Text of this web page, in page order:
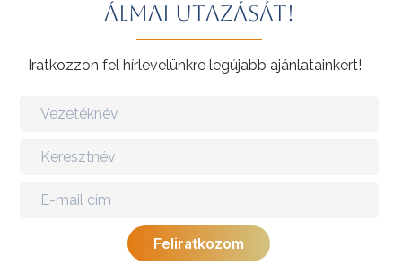
álmai utazását!
Iratkozzon fel hírlevelünkre legújabb ajánlatainkért!